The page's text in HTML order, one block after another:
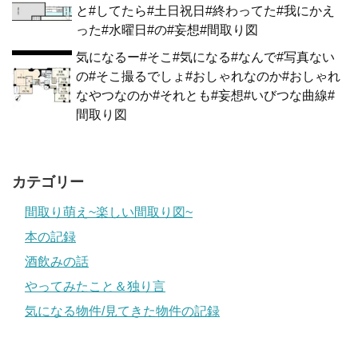
と#してたら#土日祝日#終わってた#我にかえ
った#水曜日#の#妄想#間取り図
気になるー#そこ#気になる#なんで#写真ない
の#そこ撮るでしょ#おしゃれなのか#おしゃれ
なやつなのか#それとも#妄想#いびつな曲線#
間取り図
カテゴリー
間取り萌え~楽しい間取り図~
本の記録
酒飲みの話
やってみたこと＆独り言
気になる物件/見てきた物件の記録